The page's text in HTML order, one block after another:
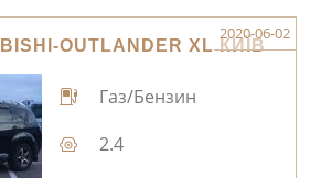
OUTLANDER XL КИЇВ
2020-06-02
Газ/Бензин
2.4